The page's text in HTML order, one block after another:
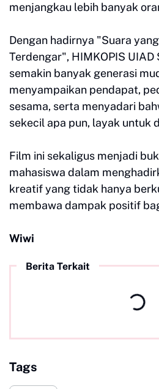
menjangkau lebih banyak
Dengan hadirnya "Suara
Terdengar", HIMKOPIS UIAD
semakin banyak generasi
menyampaikan pendapat,
sesama, serta menyadari
sekecil apa pun, layak untuk
Film ini sekaligus menjadi
mahasiswa dalam
kreatif yang tidak hanya
membawa dampak positif
Wiwi
Berita Terkait
Tags